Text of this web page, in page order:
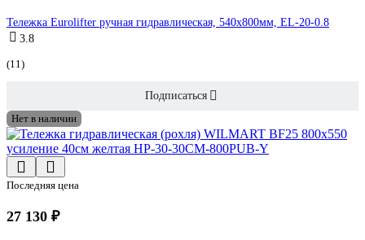
Тележка Eurolifter ручная гидравлическая, 540х800мм, EL-20-0.8
3.8
(11)
Подписаться
Нет в наличии
Последняя цена
27 130 ₽